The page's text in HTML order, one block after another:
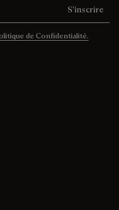
S'inscrire
de Confidentialité.